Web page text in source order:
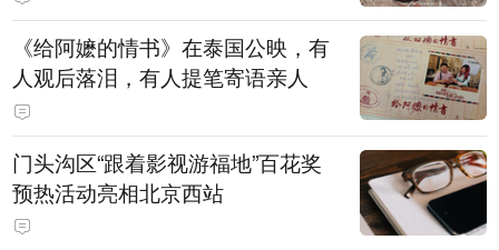
《给阿嬷的情书》在泰国公映，有
人观后落泪，有人提笔寄语亲人
门头沟区“跟着影视游福地”百花奖
预热活动亮相北京西站